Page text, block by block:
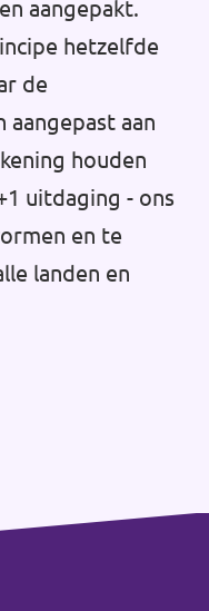
aangepakt.
hetzelfde
de
aan
houden
uitdaging - ons
en te
landen en